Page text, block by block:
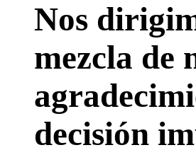
Nos
mezcla de
decisión